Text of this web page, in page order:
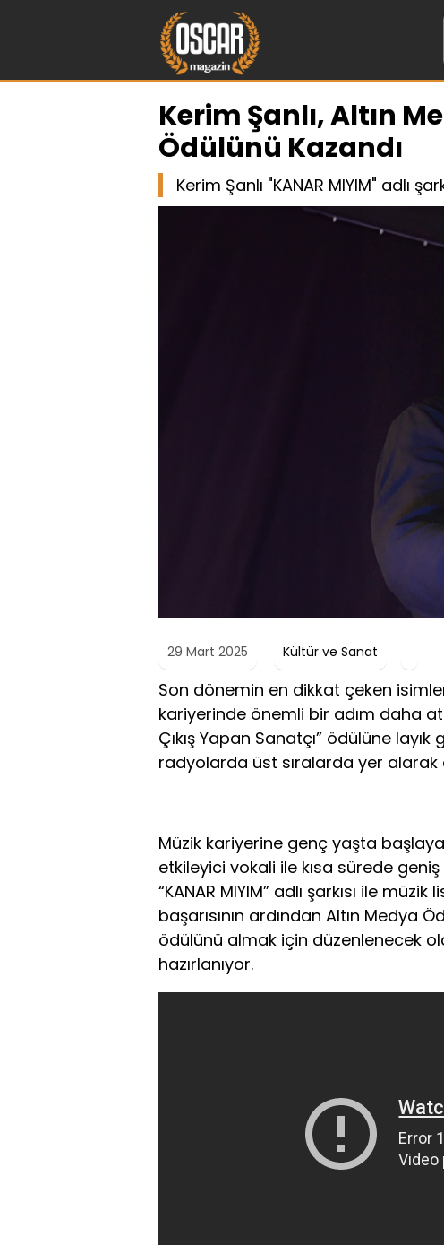
Kerim Şanlı, Altın
Ödülünü Kazandı
Kerim Şanlı "KANAR MIYIM" adlı
29 Mart 2025 Kültür ve Sanat
Son dönemin en dikkat çeken
kariyerinde önemli bir adım daha
Çıkış Yapan Sanatçı” ödülüne layık
radyolarda üst sıralarda yer
Müzik kariyerine genç yaşta
etkileyici vokali ile kısa sürede
“KANAR MIYIM” adlı şarkısı ile
başarısının ardından Altın Medya
ödülünü almak için düzenlenecek
hazırlanıyor.